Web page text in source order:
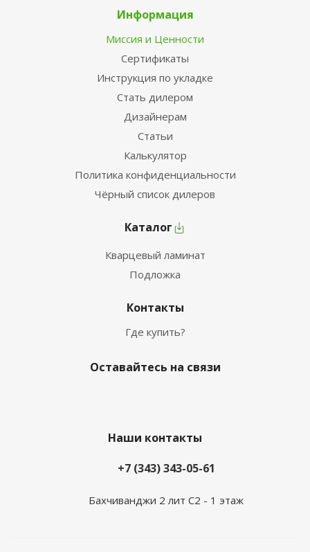
Информация
Миссия и Ценности
Сертификаты
Инструкция по укладке
Стать дилером
Дизайнерам
Статьи
Калькулятор
Политика конфиденциальности
Чёрный список дилеров
Каталог
Кварцевый ламинат
Подложка
Контакты
Где купить?
Оставайтесь на связи
Наши контакты
+7 (343) 343-05-61
Бахчиванджи 2 лит С2 - 1 этаж